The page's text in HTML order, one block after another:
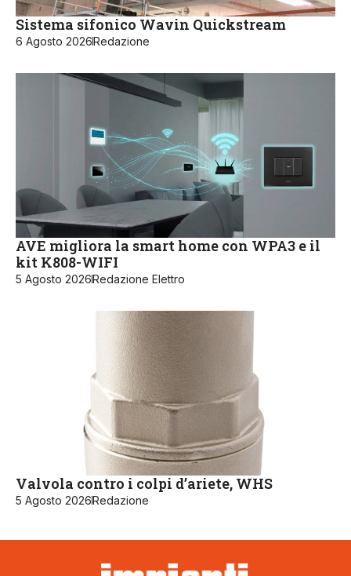
Sistema sifonico Wavin Quickstream
6 Agosto 2026Redazione
AVE migliora la smart home con WPA3 e il
kit K808-WIFI
5 Agosto 2026Redazione Elettro
Valvola contro i colpi d’ariete, WHS
5 Agosto 2026Redazione